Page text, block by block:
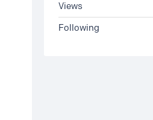
Views
Following